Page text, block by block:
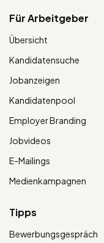
Für Arbeitgeber
Übersicht
Kandidatensuche
Jobanzeigen
Kandidatenpool
Employer Branding
Jobvideos
E-Mailings
Medienkampagnen
Tipps
Bewerbungsgespräch